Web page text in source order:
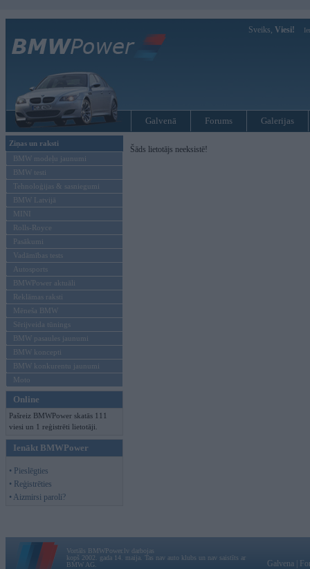
Sveiks, Viesi!
Galvenā Forums Galerijas
Ziņas un raksti
BMW modeļu jaunumi
BMW testi
Tehnoloģijas & sasniegumi
BMW Latvijā
MINI
Rolls-Royce
Pasākumi
Vadāmības tests
Autosports
BMWPower aktuāli
Reklāmas raksti
Mēneša BMW
Sērijveida tūnings
BMW pasaules jaunumi
BMW koncepti
BMW konkurentu jaunumi
Moto
Online
Pašreiz BMWPower skatās 111
viesi un 1 reģistrēti lietotāji.
Ienākt BMWPower
• Pieslēgties
• Reģistrēties
• Aizmirsi paroli?
Šāds lietotājs neeksistē!
Vortāls BMWPower.lv darbojas
kopš 2002. gada 14. maija. Tas nav auto klubs un nav saistīts ar
BMW AG.
Galvena